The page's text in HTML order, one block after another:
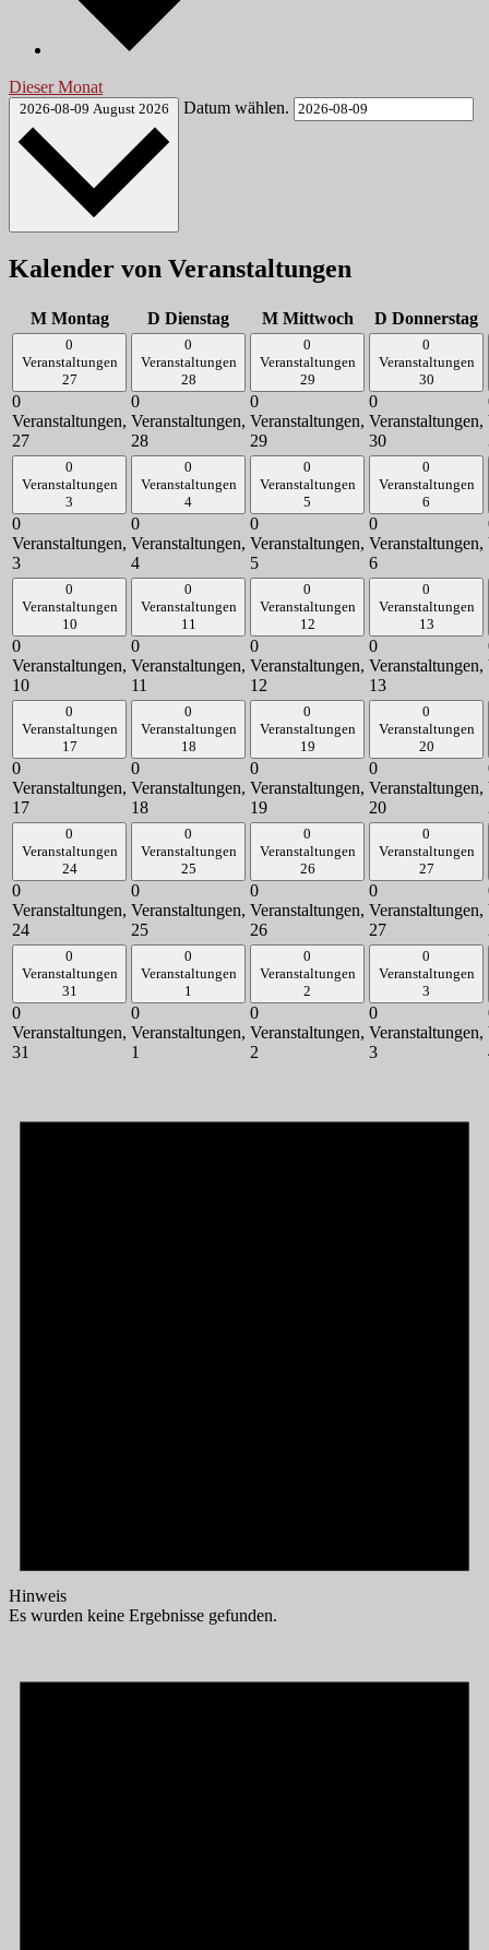
Dieser Monat
2026-08-09 August 2026 Datum wählen.
Kalender von Veranstaltungen
M Montag D Dienstag M Mittwoch D Donnerstag
0
Veranstaltungen
27
0
Veranstaltungen,
27
0
Veranstaltungen
28
0
Veranstaltungen,
28
0
Veranstaltungen
29
0
Veranstaltungen,
29
0
Veranstaltungen
30
0
Veranstaltungen,
30
0
Veranstaltungen
3
0
Veranstaltungen,
3
0
Veranstaltungen
4
0
Veranstaltungen,
4
0
Veranstaltungen
5
0
Veranstaltungen,
5
0
Veranstaltungen
6
0
Veranstaltungen,
6
0
Veranstaltungen
10
0
Veranstaltungen,
10
0
Veranstaltungen
11
0
Veranstaltungen,
11
0
Veranstaltungen
12
0
Veranstaltungen,
12
0
Veranstaltungen
13
0
Veranstaltungen,
13
0
Veranstaltungen
17
0
Veranstaltungen,
17
0
Veranstaltungen
18
0
Veranstaltungen,
18
0
Veranstaltungen
19
0
Veranstaltungen,
19
0
Veranstaltungen
20
0
Veranstaltungen,
20
0
Veranstaltungen
24
0
Veranstaltungen,
24
0
Veranstaltungen
25
0
Veranstaltungen,
25
0
Veranstaltungen
26
0
Veranstaltungen,
26
0
Veranstaltungen
27
0
Veranstaltungen,
27
0
Veranstaltungen
31
0
Veranstaltungen,
31
0
Veranstaltungen
1
0
Veranstaltungen,
1
0
Veranstaltungen
2
0
Veranstaltungen,
2
0
Veranstaltungen
3
0
Veranstaltungen,
3
Hinweis
Es wurden keine Ergebnisse gefunden.